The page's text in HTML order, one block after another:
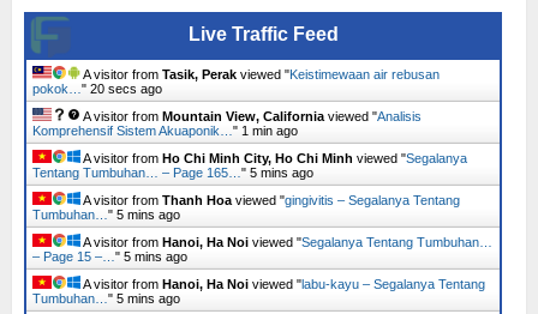
Live Traffic Feed
A visitor from Tasik, Perak viewed "Keistimewaan air rebusan
pokok… " 21 secs ago
A visitor from Mountain View, California viewed "Analisis
Komprehensif Sistem Akuaponik… " 1 min ago
A visitor from Ho Chi Minh City, Ho Chi Minh viewed "Segalanya
Tentang Tumbuhan… – Page 165… " 5 mins ago
A visitor from Thanh Hoa viewed "gingivitis – Segalanya Tentang
Tumbuhan… " 5 mins ago
A visitor from Hanoi, Ha Noi viewed "Segalanya Tentang Tumbuhan…
– Page 15 –… " 5 mins ago
A visitor from Hanoi, Ha Noi viewed "labu-kayu – Segalanya Tentang
Tumbuhan… " 5 mins ago